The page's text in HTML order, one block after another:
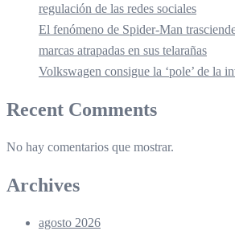
regulación de las redes sociales
El fenómeno de Spider-Man
marcas atrapadas en sus telarañas
Volkswagen consigue la ‘pole’ de la
Recent Comments
No hay comentarios que mostrar.
Archives
agosto 2026